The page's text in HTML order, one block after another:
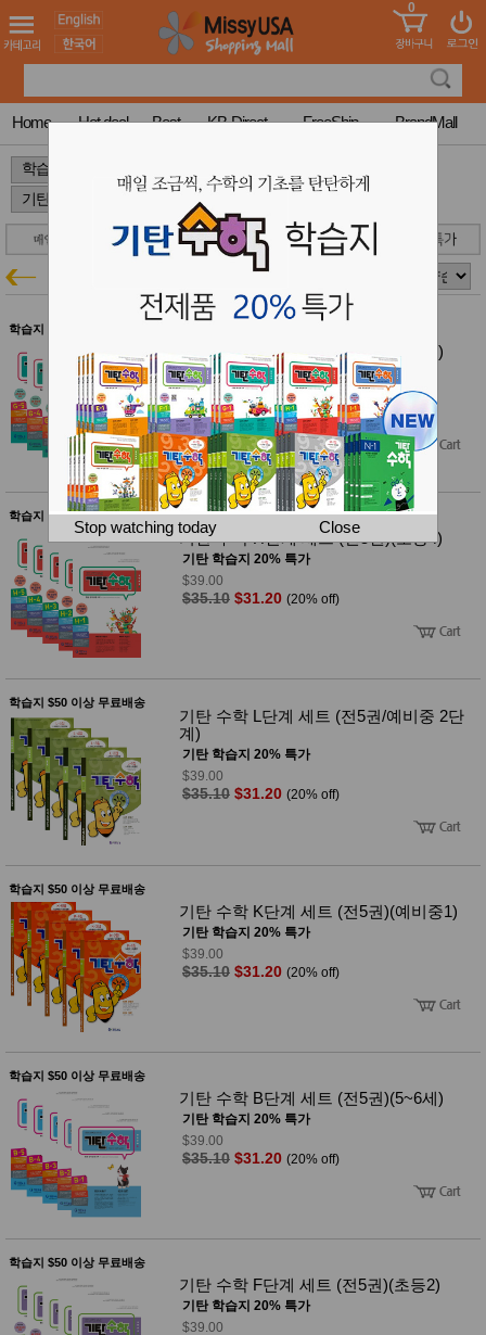
도 어린이
청소년
컬러링
북
한국학
습지
미국학
습지
국
고국배
송
건 홍삼전
드
건강보
조제품
기능성
건강식
품
Diet/여
성용품
뷰
스킨케
메이크
업
헤어케
어/염색
바디케
어/향수
남성화
장품
전
자
주방가
전
계절/생
활가전
건강가
전
명품식
기브랜
드
보관용
기
조리용
품
주방소
품
식
즉석가
공식품
면류
양념/소
스/가루
건조식
품
농산품
유
아
놀이방
매트
DVD
드(칠
판)
조형물
DIY
유아 이
MissyShop
Login
0
Home Hot deal Best KB-Direct FreeShip BrandMall
Stop watching today Close
학습지특가
학습지 $50 이상 무료배송
기탄 수학 G단계 세트 (전5권)(초등3)
기탄 학습지 20% 특가
$39.00
$35.10$31.20 (20% off)
학습지 $50 이상 무료배송
기탄 수학 H단계 세트 (전5권)(초등4)
기탄 학습지 20% 특가
$39.00
$35.10 $31.20 (20% off)
학습지 $50 이상 무료배송
기탄 수학 L단계 세트 (전5권/예비중 2단
계)
기탄 학습지 20% 특가
$39.00
$35.10 $31.20 (20% off)
학습지 $50 이상 무료배송
기탄 수학 K단계 세트 (전5권)(예비중1)
기탄 학습지 20% 특가
$39.00
$35.10 $31.20 (20% off)
학습지 $50 이상 무료배송
기탄 수학 B단계 세트 (전5권)(5~6세)
기탄 학습지 20% 특가
$39.00
$35.10 $31.20 (20% off)
학습지 $50 이상 무료배송
기탄 수학 F단계 세트 (전5권)(초등2)
기탄 학습지 20% 특가
$39.00